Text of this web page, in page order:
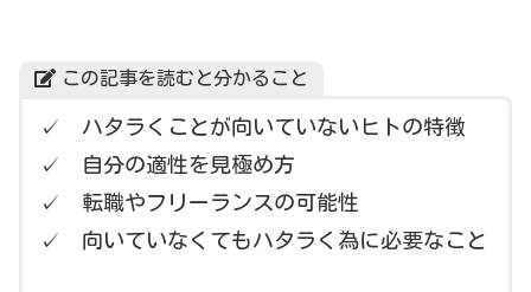
この記事を読むと分かること
✓ ハタラくことが向いていないヒトの特徴
✓ 自分の適性を見極め方
✓ 転職やフリーランスの可能性
✓ 向いていなくてもハタラく為に必要なこと